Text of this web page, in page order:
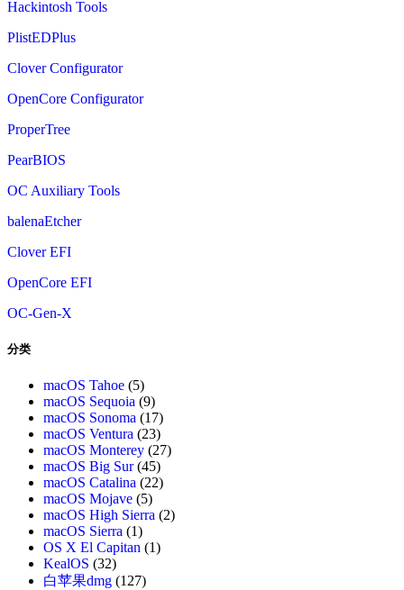
Hackintosh Tools
PlistEDPlus
Clover Configurator
OpenCore Configurator
ProperTree
PearBIOS
OC Auxiliary Tools
balenaEtcher
Clover EFI
OpenCore EFI
OC-Gen-X
分类
macOS Tahoe (5)
macOS Sequoia (9)
macOS Sonoma (17)
macOS Ventura (23)
macOS Monterey (27)
macOS Big Sur(45)
macOS Catalina (22)
macOS Mojave (5)
macOS High Sierra (2)
macOS Sierra (1)
OS X El Capitan (1)
KealOS (32)
白苹果dmg (127)